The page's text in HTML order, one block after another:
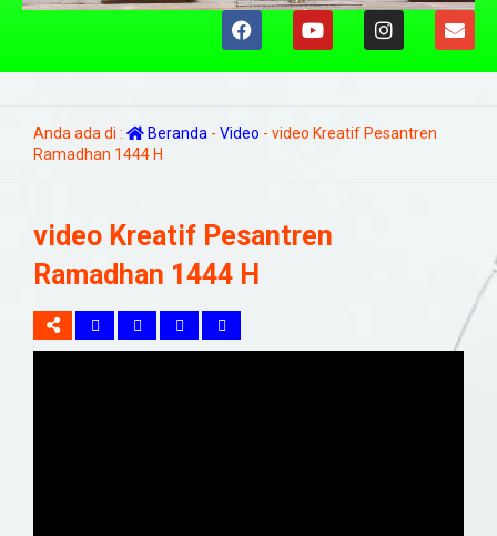
Anda ada di : Beranda - Video - video Kreatif Pesantren
Ramadhan 1444 H
video Kreatif Pesantren
Ramadhan 1444 H